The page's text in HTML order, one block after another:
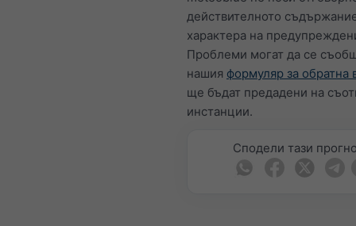
действителното
характера на
Проблеми могат да се
нашия формуляр за обратна
ще бъдат предадени на
инстанции.
Сподели тази